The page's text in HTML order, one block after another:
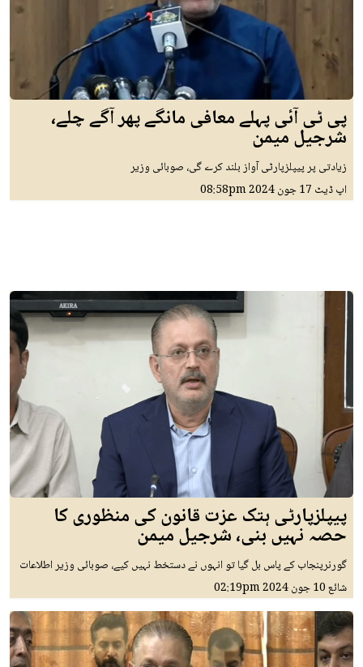
پی ٹی آئی پہلے معافی مانگے پھر آگے چلے،
شرجیل میمن
زیادتی پر پیپلزپارٹی آواز بلند کرے گی، صوبائی وزیر
اپ ڈیٹ 17 جون 2024 08:58pm
پیپلزپارٹی ہتک عزت قانون کی منظوری کا
حصہ نہیں بنی، شرجیل میمن
گورنرپنجاب کے پاس بل گیا تو انہوں نے دستخط نہیں کیے، صوبائی وزیر اطلاعات
شائع10 جون 2024 02:19pm